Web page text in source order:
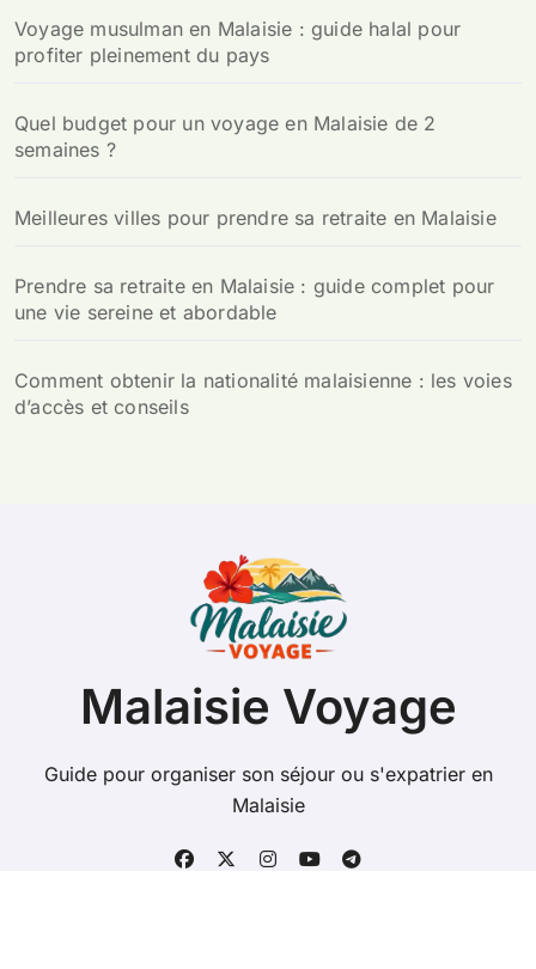
e
r
Voyage musulman en Malaisie : guide halal pour
profiter pleinement du pays
Quel budget pour un voyage en Malaisie de 2
semaines ?
Meilleures villes pour prendre sa retraite en Malaisie
Prendre sa retraite en Malaisie : guide complet pour
une vie sereine et abordable
Comment obtenir la nationalité malaisienne : les voies
d’accès et conseils
Malaisie Voyage
Guide pour organiser son séjour ou s'expatrier en
Malaisie